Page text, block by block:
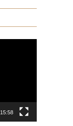
15:58